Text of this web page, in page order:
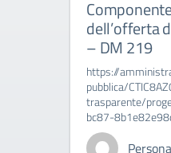
dell’offerta
– DM 219
https://
pubblica/
trasparente/
bc87-